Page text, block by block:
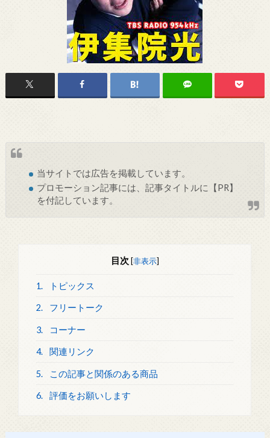
当サイトでは広告を掲載しています。
プロモーション記事には、記事タイトルに【PR】
を付記しています。
目次 [非表示]
1. トピックス
2. フリートーク
3. コーナー
4. 関連リンク
5. この記事と関係のある商品
6. 評価をお願いします